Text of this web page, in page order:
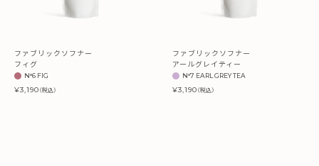
ファブリックソフナー
フィグ
N°6 FIG
¥3,190（税込）
ファブリックソフナー
アールグレイティー
N°7 EARL GREY TEA
¥3,190（税込）